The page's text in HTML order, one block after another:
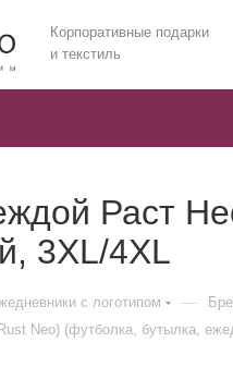
Корпоративные подарки
и текстиль
Раст
3XL/4XL
c логотипом —
Neo) (футболка, бутылка,